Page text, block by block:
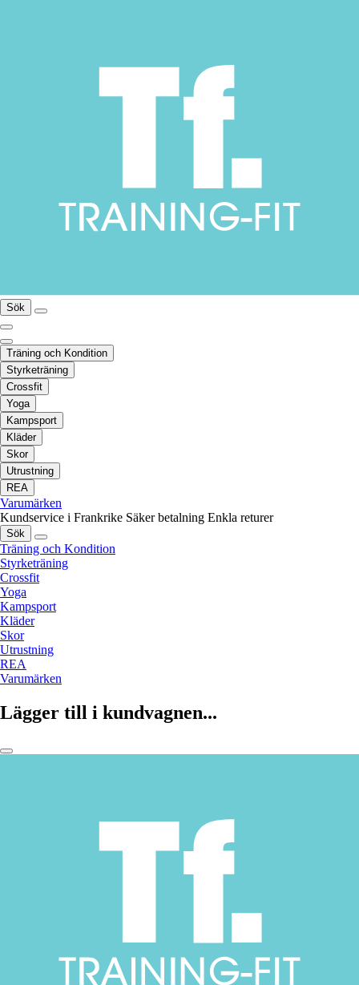
Sök
Träning och Kondition
Styrketräning
Crossfit
Yoga
Kampsport
Kläder
Skor
Utrustning
REA
Varumärken
Kundservice i Frankrike Säker betalning Enkla returer
Sök
Träning och Kondition
Styrketräning
Crossfit
Yoga
Kampsport
Kläder
Skor
Utrustning
REA
Varumärken
Lägger till i kundvagnen...